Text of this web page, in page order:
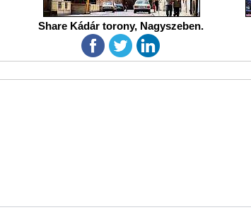
Share Kádár torony, Nagyszeben.